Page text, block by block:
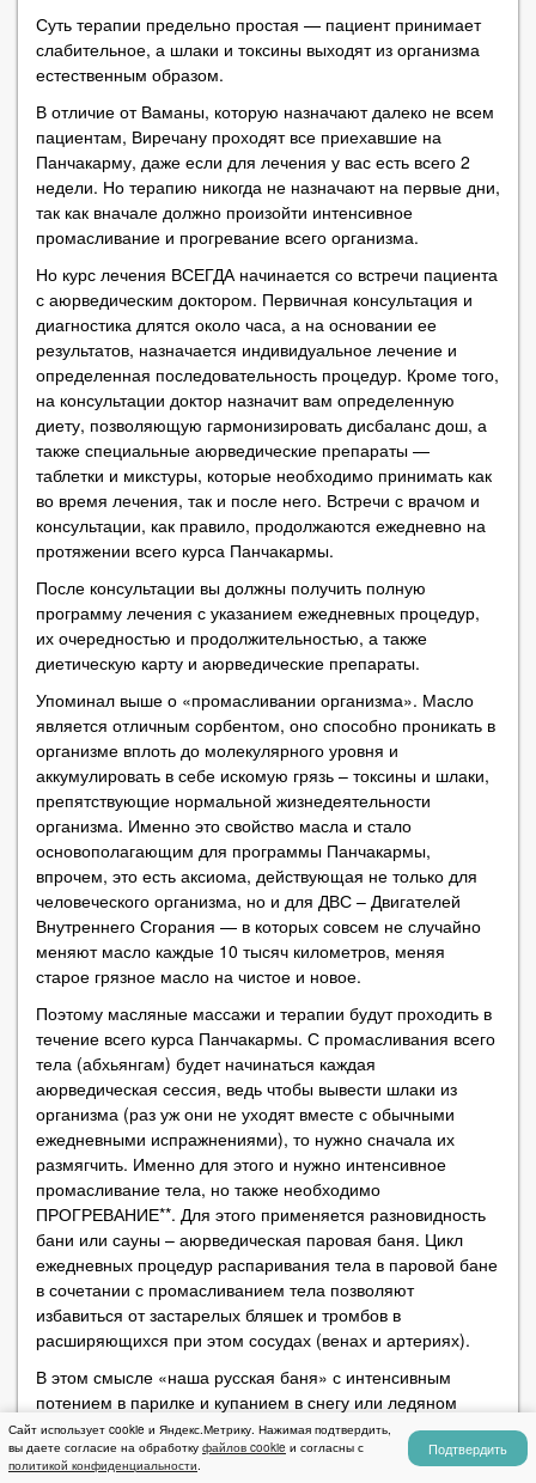
Суть терапии предельно простая — пациент принимает
слабительное, а шлаки и токсины выходят из организма
естественным образом.
В отличие от Ваманы, которую назначают далеко не всем
пациентам, Виречану проходят все приехавшие на
Панчакарму, даже если для лечения у вас есть всего 2
недели. Но терапию никогда не назначают на первые дни,
так как вначале должно произойти интенсивное
промасливание и прогревание всего организма.
Но курс лечения ВСЕГДА начинается со встречи пациента
с аюрведическим доктором. Первичная консультация и
диагностика длятся около часа, а на основании ее
результатов, назначается индивидуальное лечение и
определенная последовательность процедур. Кроме того,
на консультации доктор назначит вам определенную
диету, позволяющую гармонизировать дисбаланс дош, а
также специальные аюрведические препараты —
таблетки и микстуры, которые необходимо принимать как
во время лечения, так и после него. Встречи с врачом и
консультации, как правило, продолжаются ежедневно на
протяжении всего курса Панчакармы.
После консультации вы должны получить полную
программу лечения с указанием ежедневных процедур,
их очередностью и продолжительностью, а также
диетическую карту и аюрведические препараты.
Упоминал выше о «промасливании организма». Масло
является отличным сорбентом, оно способно проникать в
организме вплоть до молекулярного уровня и
аккумулировать в себе искомую грязь – токсины и шлаки,
препятствующие нормальной жизнедеятельности
организма. Именно это свойство масла и стало
основополагающим для программы Панчакармы,
впрочем, это есть аксиома, действующая не только для
человеческого организма, но и для ДВС – Двигателей
Внутреннего Сгорания — в которых совсем не случайно
меняют масло каждые 10 тысяч километров, меняя
старое грязное масло на чистое и новое.
Поэтому масляные массажи и терапии будут проходить в
течение всего курса Панчакармы. С промасливания всего
тела (абхьянгам) будет начинаться каждая
аюрведическая сессия, ведь чтобы вывести шлаки из
организма (раз уж они не уходят вместе с обычными
ежедневными испражнениями), то нужно сначала их
размягчить. Именно для этого и нужно интенсивное
промасливание тела, но также необходимо
ПРОГРЕВАНИЕ**. Для этого применяется разновидность
бани или сауны – аюрведическая паровая баня. Цикл
ежедневных процедур распаривания тела в паровой бане
в сочетании с промасливанием тела позволяют
избавиться от застарелых бляшек и тромбов в
расширяющихся при этом сосудах (венах и артериях).
В этом смысле «наша русская баня» с интенсивным
потением в парилке и купанием в снегу или ледяном
бассейне также является терапией детокса, так как
вместе с потом прекрасно выводятся токсины и шлаки. А
если жена каждую неделю говорит вам: «Да иди ты в
Сайт использует cookie и Яндекс.Метрику. Нажимая подтвердить,
вы даете согласие на обработку файлов cookie и согласны с
политикой конфиденциальности.
Подтвердить